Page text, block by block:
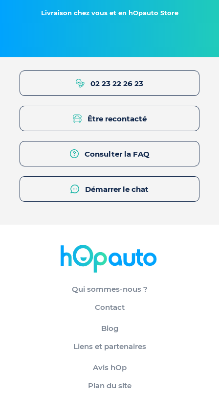
Livraison chez vous et en hOpauto Store
02 23 22 26 23
Être recontacté
Consulter la FAQ
Démarrer le chat
Qui sommes-nous ?
Contact
Blog
Liens et partenaires
Avis hOp
Plan du site